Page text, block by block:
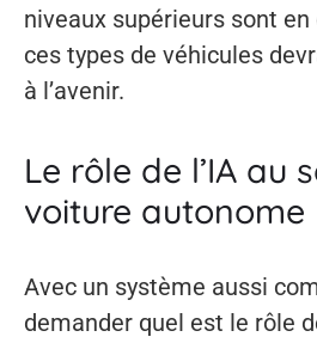
niveaux supérieurs sont en
ces types de véhicules
à l’avenir.
Le rôle de l’IA au
voiture autonome
Avec un système aussi
demander quel est le rôle